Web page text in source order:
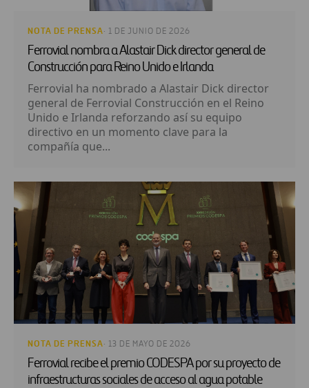
NOTA DE PRENSA· 1 DE JUNIO DE 2026
Ferrovial nombra a Alastair Dick director general de
Construcción para Reino Unido e Irlanda
Ferrovial ha nombrado a Alastair Dick director
general de Ferrovial Construcción en el Reino
Unido e Irlanda reforzando así su equipo
directivo en un momento clave para la
compañía que...
NOTA DE PRENSA· 13 DE MAYO DE 2026
Ferrovial recibe el premio CODESPA por su proyecto de
infraestructuras sociales de acceso al agua potable